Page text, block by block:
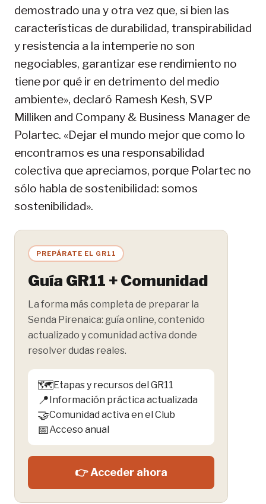
demostrado una y otra vez que, si bien las
características de durabilidad, transpirabilidad
y resistencia a la intemperie no son
negociables, garantizar ese rendimiento no
tiene por qué ir en detrimento del medio
ambiente», declaró Ramesh Kesh, SVP
Milliken and Company & Business Manager de
Polartec. «Dejar el mundo mejor que como lo
encontramos es una responsabilidad
colectiva que apreciamos, porque Polartec no
sólo habla de sostenibilidad: somos
sostenibilidad».
PREPÁRATE EL GR11
Guía GR11 + Comunidad
La forma más completa de preparar la
Senda Pirenaica: guía online, contenido
actualizado y comunidad activa donde
resolver dudas reales.
🗺️Etapas y recursos del GR11
📍 Información práctica actualizada
🤝Comunidad activa en el Club
📅Acceso anual
👉 Acceder ahora